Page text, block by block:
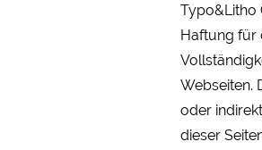
Typo&Litho
Haftung für
Webseiten.
oder
dieser